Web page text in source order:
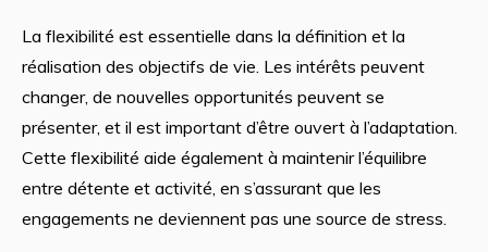
La flexibilité est essentielle dans la définition et la
réalisation des objectifs de vie. Les intérêts peuvent
changer, de nouvelles opportunités peuvent se
présenter, et il est important d’être ouvert à l’adaptation.
Cette flexibilité aide également à maintenir l’équilibre
entre détente et activité, en s’assurant que les
engagements ne deviennent pas une source de stress.